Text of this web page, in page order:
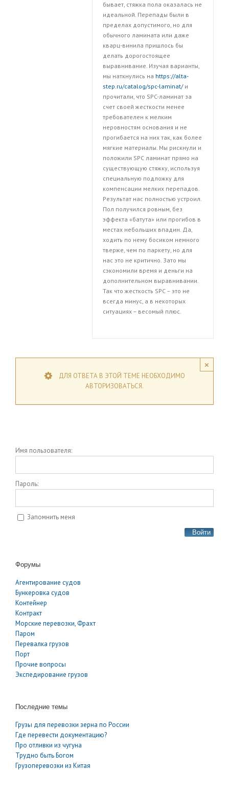
бывает, стяжка пола оказалась не
идеальной. Перепады были в
пределах допустимого, но для
обычного ламината или даже
кварц-винила пришлось бы
делать дорогостоящее
выравнивание. Изучая варианты,
мы наткнулись на https://alta-
step.ru/catalog/spc-laminat/и
прочитали, что SPC-ламинат за
счет своей жесткости менее
требователен к мелким
неровностям основания и не
прогибается на них так, как более
мягкие материалы. Мы рискнули и
положили SPC ламинат прямо на
существующую стяжку, используя
специальную подложку для
компенсации мелких перепадов.
Результат нас полностью устроил.
Пол получился ровным, без
эффекта «батута» или прогибов в
местах небольших впадин. Да,
ходить по нему босиком немного
тверже, чем по паркету, но для
нас это не критично. Зато мы
сэкономили время и деньги на
дополнительном выравнивании.
Так что жесткость SPC – это не
всегда минус, а в некоторых
ситуациях – весомый плюс.
×
ДЛЯ ОТВЕТА В ЭТОЙ ТЕМЕ НЕОБХОДИМО
АВТОРИЗОВАТЬСЯ.
Имя пользователя:
Пароль:
Запомнить меня
Войти
Форумы
Агентирование судов
Бункеровка судов
Контейнер
Контракт
Морские перевозки, Фрахт
Паром
Перевалка грузов
Порт
Прочие вопросы
Экспедирование грузов
Последние темы
Грузы для перевозки зерна по России
Где перевести документацию?
Про отливки из чугуна
Трудно быть Богом
Грузоперевозки из Китая